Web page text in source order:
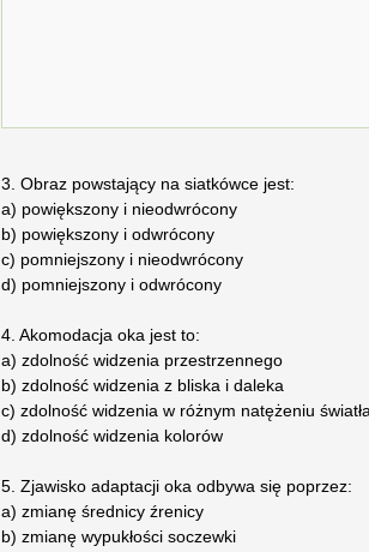
3. Obraz powstający na siatkówce jest:
a) powiększony i nieodwrócony
b) powiększony i odwrócony
c) pomniejszony i nieodwrócony
d) pomniejszony i odwrócony
4. Akomodacja oka jest to:
a) zdolność widzenia przestrzennego
b) zdolność widzenia z bliska i daleka
c) zdolność widzenia w różnym natężeniu
d) zdolność widzenia kolorów
5. Zjawisko adaptacji oka odbywa się poprzez:
a) zmianę średnicy źrenicy
b) zmianę wypukłości soczewki